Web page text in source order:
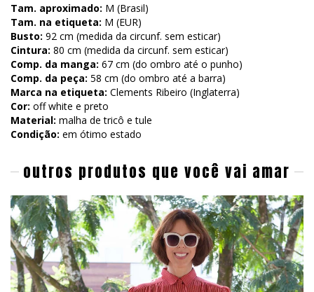
Tam. aproximado: M (Brasil)
Tam. na etiqueta: M (EUR)
Busto: 92 cm (medida da circunf. sem esticar)
Cintura: 80 cm (medida da circunf. sem esticar)
Comp. da manga: 67 cm (do ombro até o punho)
Comp. da peça: 58 cm (do ombro até a barra)
Marca na etiqueta: Clements Ribeiro (Inglaterra)
Cor: off white e preto
Material: malha de tricô e tule
Condição: em ótimo estado
outros produtos que você vai amar